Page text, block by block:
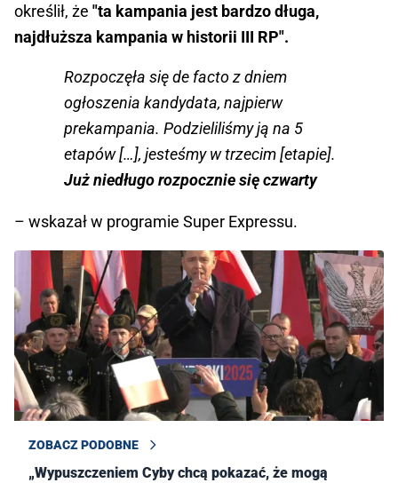
określił, że "ta kampania jest bardzo długa,
najdłuższa kampania w historii III RP".
Rozpoczęła się de facto z dniem
ogłoszenia kandydata, najpierw
prekampania. Podzieliliśmy ją na 5
etapów […], jesteśmy w trzecim [etapie].
Już niedługo rozpocznie się czwarty
– wskazał w programie Super Expressu.
ZOBACZ PODOBNE
„Wypuszczeniem Cyby chcą pokazać, że mogą